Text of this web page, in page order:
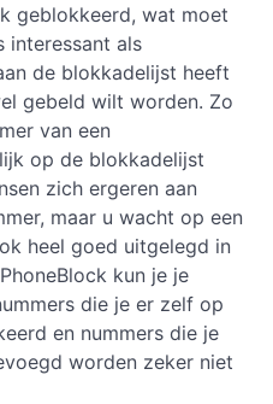
geblokkeerd, wat moet
interessant als
de blokkadelijst heeft
gebeld wilt worden. Zo
van een
op de blokkadelijst
zich ergeren aan
maar u wacht op een
heel goed uitgelegd in
kun je je
die je er zelf op
en nummers die je
worden zeker niet